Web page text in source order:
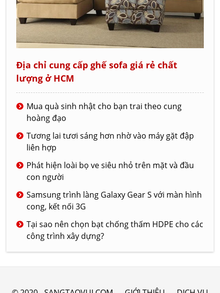
Địa chỉ cung cấp ghế sofa giá rẻ chất
lượng ở HCM
Mua quà sinh nhật cho bạn trai theo cung
hoàng đạo
Tương lai tươi sáng hơn nhờ vào máy gặt đập
liên hợp
Phát hiện loài bọ ve siêu nhỏ trên mặt và đầu
con người
Samsung trình làng Galaxy Gear S với màn hình
cong, kết nối 3G
Tại sao nên chọn bạt chống thấm HDPE cho các
công trình xây dựng?